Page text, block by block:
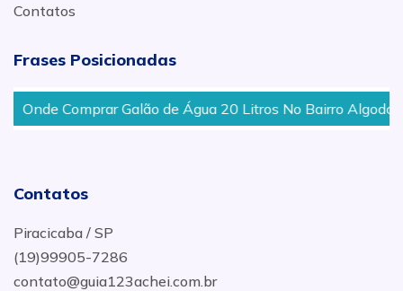
Contatos
Frases Posicionadas
Onde Comprar Galão de Água 20 Litros No Bairro Algodoal
Contatos
Piracicaba / SP
(19)99905-7286
contato@guia123achei.com.br